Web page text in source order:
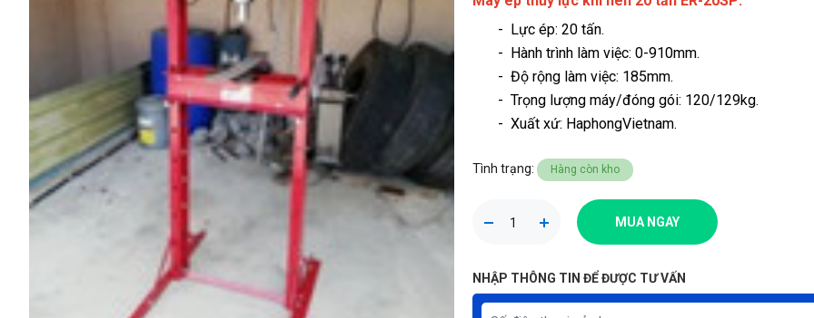
- Lực ép: 20 tấn.
- Hành trình làm việc: 0-910mm.
- Độ rộng làm việc: 185mm.
- Trọng lượng máy/đóng gói: 120/129kg.
- Xuất xứ: HaphongVietnam.
Tình trạng: Hàng còn kho
MUA NGAY
NHẬP THÔNG TIN ĐỂ ĐƯỢC TƯ VẤN